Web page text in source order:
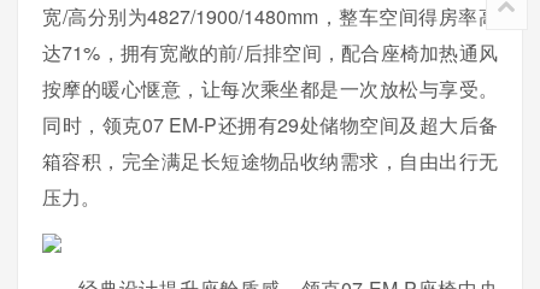
宽/高分别为4827/1900/1480mm，整车空间得房率高
达71%，拥有宽敞的前/后排空间，配合座椅加热通风
按摩的暖心惬意，让每次乘坐都是一次放松与享受。
同时，领克07 EM-P还拥有29处储物空间及超大后备
箱容积，完全满足长短途物品收纳需求，自由出行无
压力。